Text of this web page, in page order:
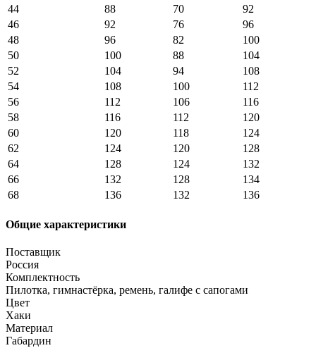
44
88 70
92
46
92 76
96
48
96 82
100
50
100 88
104
52
104 94
108
54
108 100
112
56
112 106
116
58
116 112
120
60
120 118
124
62
124 120
128
64
128 124
132
66
132 128
134
68
136 132 136
Общие характеристики
Поставщик
Россия
Комплектность
Пилотка, гимнастёрка, ремень, галифе с сапогами
Цвет
Хаки
Материал
Габардин